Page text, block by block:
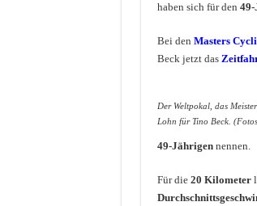
haben sich für den
Bei den Masters
Beck jetzt das
Der Weltpokal, das
Lohn für Tino Beck.
49-Jährigennennen.
Für die 20 Kilometer